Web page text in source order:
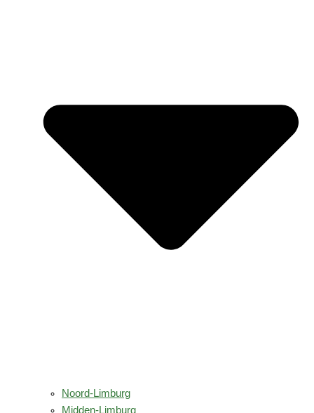
Noord-Limburg
Midden-Limburg